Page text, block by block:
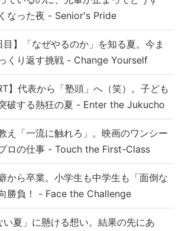
なった夜 - Senior's Pride
目】「なぜやるのか」を知る夏。今ま
くり返す挑戦 - Change Yourself
】代表から「塾頭」へ（笑）。子ども
破する熱狂の夏 - Enter the Jukucho
え「一流に触れろ」。映画のワンシー
ロの仕事 - Touch the First-Class
から卒業。小学生も中学生も「面倒な
勝負！ - Face the Challenge
い夏」に懸ける想い。結果の先にあ